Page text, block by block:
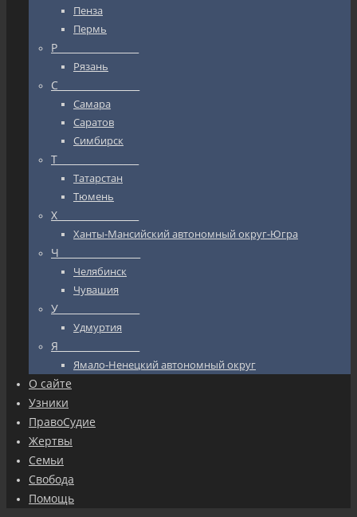
Пенза
Пермь
Р_________________
Рязань
С_________________
Самара
Саратов
Симбирск
Т_________________
Татарстан
Тюмень
Х_________________
Ханты-Мансийский автономный округ-Югра
Ч_________________
Челябинск
Чувашия
У_________________
Удмуртия
Я_________________
Ямало-Ненецкий автономный округ
О сайте
Узники
ПравоСудие
Жертвы
Семьи
Свобода
Помощь